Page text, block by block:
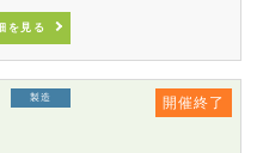
を見る
開催終了
製造